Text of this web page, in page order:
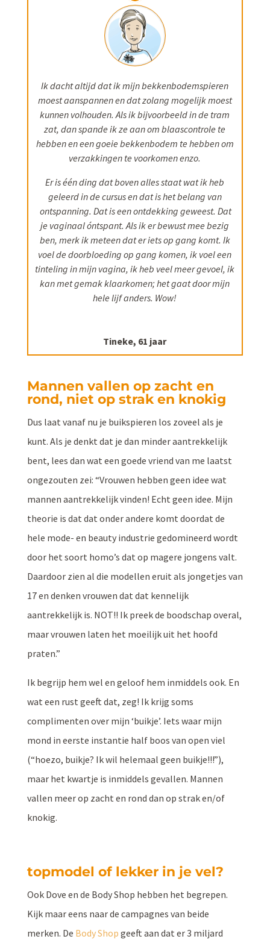
Ik dacht altijd dat ik mijn bekkenbodemspieren
moest aanspannen en dat zolang mogelijk moest
kunnen volhouden. Als ik bijvoorbeeld in de tram
zat, dan spande ik ze aan om blaascontrole te
hebben en een goeie bekkenbodem te hebben om
verzakkingen te voorkomen enzo.
Er is één ding dat boven alles staat wat ik heb
geleerd in de cursus en dat is het belang van
ontspanning. Dat is een ontdekking geweest. Dat
je vaginaal óntspant. Als ik er bewust mee bezig
ben, merk ik meteen dat er iets op gang komt. Ik
voel de doorbloeding op gang komen, ik voel een
tinteling in mijn vagina, ik heb veel meer gevoel, ik
kan met gemak klaarkomen; het gaat door mijn
hele lijf anders. Wow!
Tineke, 61 jaar
Mannen vallen op zacht en
rond, niet op strak en knokig
Dus laat vanaf nu je buikspieren los zoveel als je
kunt. Als je denkt dat je dan minder aantrekkelijk
bent, lees dan wat een goede vriend van me laatst
ongezouten zei: “Vrouwen hebben geen idee wat
mannen aantrekkelijk vinden! Echt geen idee. Mijn
theorie is dat dat onder andere komt doordat de
hele mode- en beauty industrie gedomineerd wordt
door het soort homo’s dat op magere jongens valt.
Daardoor zien al die modellen eruit als jongetjes van
17 en denken vrouwen dat dat kennelijk
aantrekkelijk is. NOT!! Ik preek de boodschap overal,
maar vrouwen laten het moeilijk uit het hoofd
praten.”
Ik begrijp hem wel en geloof hem inmiddels ook. En
wat een rust geeft dat, zeg! Ik krijg soms
complimenten over mijn ‘buikje’. Iets waar mijn
mond in eerste instantie half boos van open viel
(“hoezo, buikje? Ik wil helemaal geen buikje!!!”),
maar het kwartje is inmiddels gevallen. Mannen
vallen meer op zacht en rond dan op strak en/of
knokig.
topmodel of lekker in je vel?
Ook Dove en de Body Shop hebben het begrepen.
Kijk maar eens naar de campagnes van beide
merken. De Body Shop geeft aan dat er 3 miljard